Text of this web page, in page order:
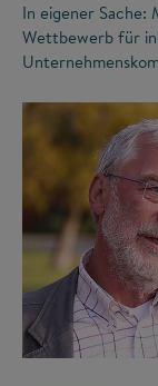
In eigener Sache:
Wettbewerb für